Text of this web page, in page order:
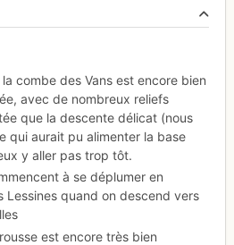
combe des Vans est encore bien
avec de nombreux reliefs
que la descente délicat (nous
qui aurait pu alimenter la base
y aller pas trop tôt.
à se déplumer en
Lessines quand on descend vers
est encore très bien